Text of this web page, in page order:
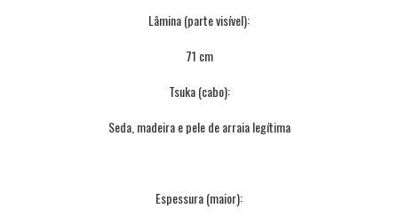
Lâmina (parte visível):
71 cm
Tsuka (cabo):
Seda, madeira e pele de arraia legítima
Espessura (maior):